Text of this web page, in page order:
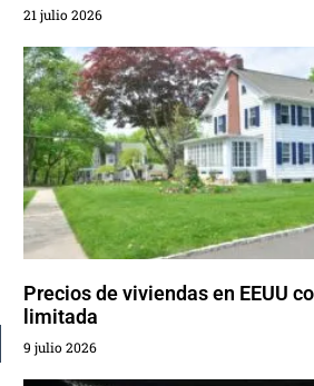
21 julio 2026
Precios de viviendas en EEUU
limitada
9 julio 2026